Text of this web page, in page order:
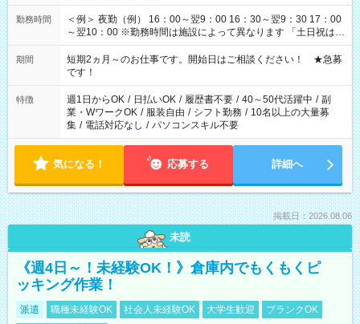
勤務時間
＜例＞ 夜勤（例） 16：00～翌9：00 16：30～翌9：30 17：00
～翌10：00 ※勤務時間は施設によって異なります 「土日祝は休
みたい」 「しっかり稼ぎたい」 「もう少し遅い時間から始めた
い」など ご希望にあったお仕事をご案内いたします。 ※未経験
の方の場合は1～2ヶ月間は日中での仕事を経験いただき、 お
仕事に慣れてからの夜勤になります。 ★家庭の都合でお休みが
必要な場合も遠慮なくご相談ください。
期間
短期2ヵ月～のお仕事です。開始日はご相談ください！ ★急募
です！
特徴 週1日からOK / 日払いOK / 履歴書不要 / 40～50代活躍中 / 副
業・WワークOK / 服装自由 / シフト勤務 / 10名以上の大量募
集 / 電話対応なし / パソコンスキル不要
気になる！ 応募する 詳細へ
掲載日：2026.08.06
未読
《週4日～！未経験OK！》倉庫内でもくもくピ
ッキング作業！
派遣 職種未経験OK 社会人未経験OK 大学生歓迎
ブランクOK